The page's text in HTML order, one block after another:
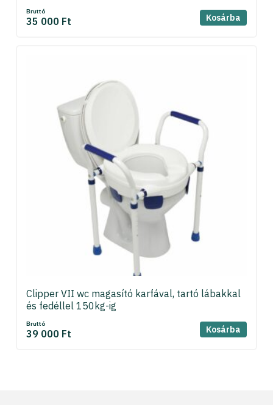
Bruttó
35 000 Ft Kosárba
Clipper VII wc magasító karfával, tartó lábakkal
és fedéllel 150kg-ig
Bruttó
39 000 Ft Kosárba